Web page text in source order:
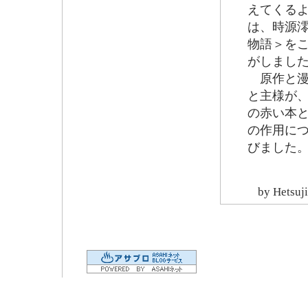
えてくる
は、時源
物語＞を
がしまし
原作と
と主様が
の赤い本
の作用に
びました
by Hetsuji